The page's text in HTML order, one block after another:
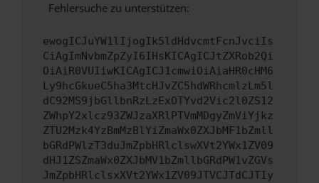
Fehlersuche zu unterstützen:
ewogICJuYW1lIjogIk5ldHdvcmtFcnJvciIs
CiAgImNvbmZpZyI6IHsKICAgICJtZXRob2Qi
OiAiR0VUIiwKICAgICJ1cmwiOiAiaHR0cHM6
Ly9hcGkueC5ha3MtcHJvZC5hdWRhcmlzLm5l
dC92MS9jbGllbnRzLzExOTYvd2Vic2l0ZS12
ZWhpY2xlcz93ZWJzaXRlPTVmMDgyZmViYjkz
ZTU2Mzk4YzBmMzBlYiZmaWx0ZXJbMF1bZmll
bGRdPWlzT3duJmZpbHRlclswXVt2YWx1ZV09
dHJ1ZSZmaWx0ZXJbMV1bZmllbGRdPW1vZGVs
JmZpbHRlclsxXVt2YWx1ZV09JTVCJTdCJTIy